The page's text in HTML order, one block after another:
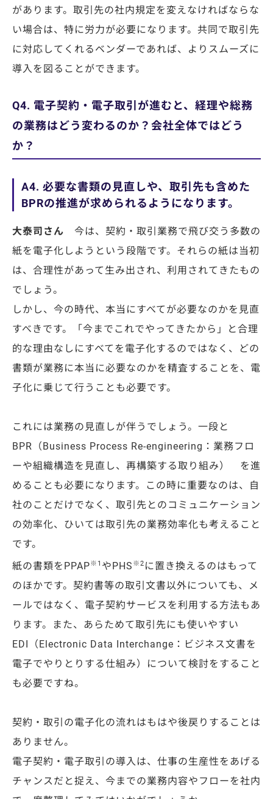
があります。取引先の社内規定を変えなければならな
い場合は、特に労力が必要になります。共同で取引先
に対応してくれるベンダーであれば、よりスムーズに
導入を図ることができます。
Q4. 電子契約・電子取引が進むと、経理や総務
の業務はどう変わるのか？会社全体ではどう
か？
A4. 必要な書類の見直しや、取引先も含めた
BPRの推進が求められるようになります。
大泰司さん 今は、契約・取引業務で飛び交う多数の
紙を電子化しようという段階です。それらの紙は当初
は、合理性があって生み出され、利用されてきたもの
でしょう。
しかし、今の時代、本当にすべてが必要なのかを見直
すべきです。「今までこれでやってきたから」と合理
的な理由なしにすべてを電子化するのではなく、どの
書類が業務に本当に必要なのかを精査することを、電
子化に乗じて行うことも必要です。
これには業務の見直しが伴うでしょう。一段と
BPR（Business Process Re-engineering：業務フロ
ーや組織構造を見直し、再構築する取り組み） を進
めることも必要になります。この時に重要なのは、自
社のことだけでなく、取引先とのコミュニケーション
の効率化、ひいては取引先の業務効率化も考えること
です。
紙の書類をPPAP※1 やPHS ※2 に置き換えるのはもって
のほかです。契約書等の取引文書以外についても、メ
ールではなく、電子契約サービスを利用する方法もあ
ります。また、あらためて取引先にも使いやすい
EDI（Electronic Data Interchange：ビジネス文書を
電子でやりとりする仕組み）について検討をすること
も必要ですね。
契約・取引の電子化の流れはもはや後戻りすることは
ありません。
電子契約・電子取引の導入は、仕事の生産性をあげる
チャンスだと捉え、今までの業務内容やフローを社内